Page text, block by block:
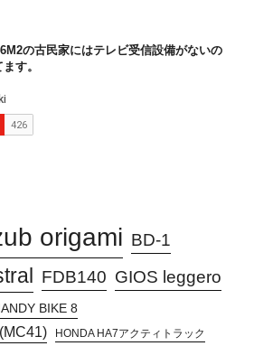
の古民家にはテレビ受信設備がないの
す。
origami BD-1
FDB140 GIOS leggero
BIKE 8
HONDA HA7アクティトラック